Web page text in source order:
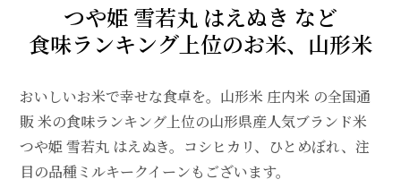
つや姫 雪若丸 はえぬき など
食味ランキング上位のお米、山形米
おいしいお米で幸せな食卓を。山形米 庄内米 の全国通
販 米の食味ランキング上位の山形県産人気ブランド米
つや姫 雪若丸 はえぬき。コシヒカリ、ひとめぼれ、注
目の品種ミルキークイーンもございます。